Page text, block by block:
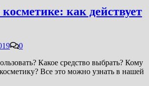
как действует
0
Какое средство выбрать? Кому
Все это можно узнать в нашей